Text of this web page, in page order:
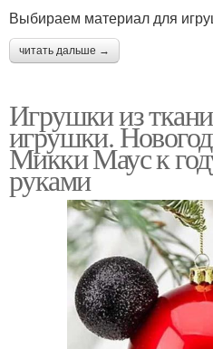
Выбираем материал для
читать дальше →
Игрушки из
игрушки.
Микки Маус к
руками